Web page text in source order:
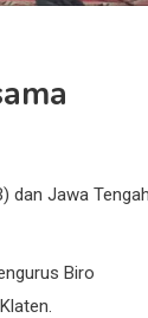
dan Jawa Tengah
Biro